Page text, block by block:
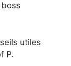
utiles
P.